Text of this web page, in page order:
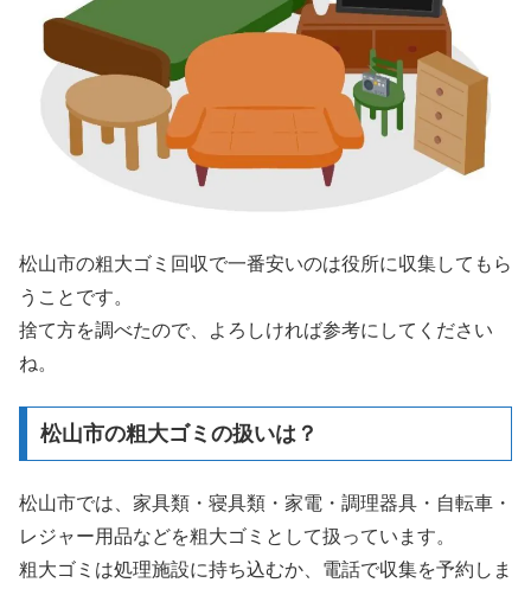
松山市の粗大ゴミ回収で一番安いのは役所に収集してもら
うことです。
捨て方を調べたので、よろしければ参考にしてください
ね。
松山市の粗大ゴミの扱いは？
松山市では、家具類・寝具類・家電・調理器具・自転車・
レジャー用品などを粗大ゴミとして扱っています。
粗大ゴミは処理施設に持ち込むか、電話で収集を予約しま